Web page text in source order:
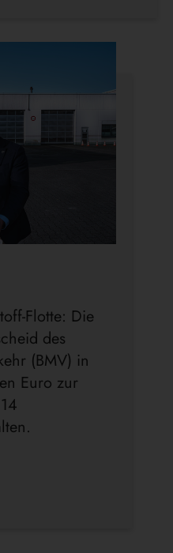
Flotte: Die
des
(BMV) in
Euro zur